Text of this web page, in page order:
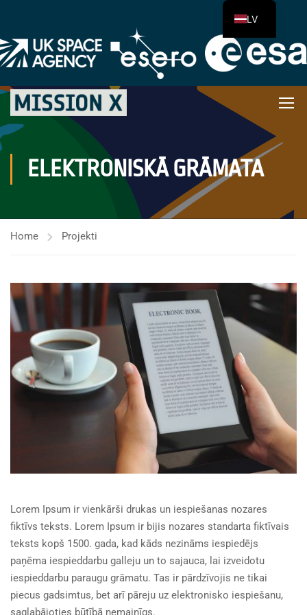
ELEKTRONISKĀ GRĀMATA
Home Projekti
Lorem Ipsum ir vienkārši drukas un iespiešanas nozares
fiktīvs teksts. Lorem Ipsum ir bijis nozares standarta fiktīvais
teksts kopš 1500. gada, kad kāds nezināms iespiedējs
paņēma iespieddarbu galleju un to sajauca, lai izveidotu
iespieddarbu paraugu grāmatu. Tas ir pārdzīvojis ne tikai
piecus gadsimtus, bet arī pāreju uz elektronisko iespiešanu,
saglabājoties būtībā nemainīgs.
LV